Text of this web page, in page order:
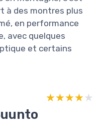
à des montres plus
en performance
avec quelques
et certains
★★★★★
★★★★★